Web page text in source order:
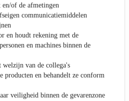
en/of de afmetingen
communicatiemiddelen
en houdt rekening met de
en machines binnen de
welzijn van de collega's
producten en behandelt ze conform
veiligheid binnen de gevarenzone